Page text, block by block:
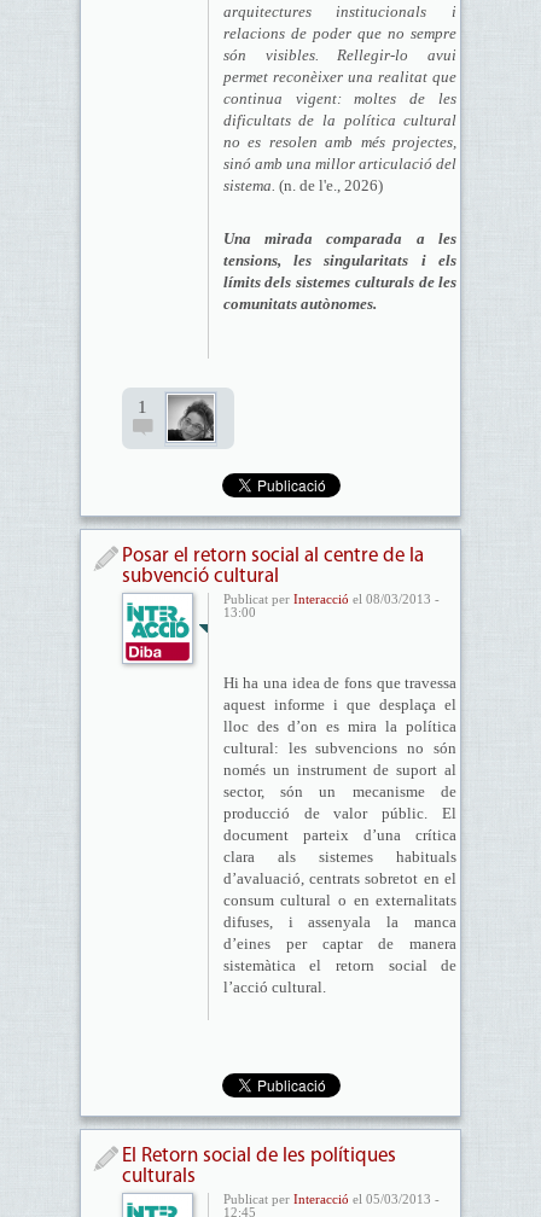
arquitectures institucionals i
relacions de poder que no sempre
són visibles. Rellegir-lo avui
permet reconèixer una realitat que
continua vigent: moltes de les
dificultats de la política cultural
no es resolen amb més projectes,
sinó amb una millor articulació del
sistema. (n. de l'e., 2026)
Una mirada comparada a les
tensions, les singularitats i els
límits dels sistemes culturals de les
comunitats autònomes.
1
Posar el retorn social al centre de la
subvenció cultural
Publicat per Interacció el 08/03/2013 -
13:00
Hi ha una idea de fons que travessa
aquest informe i que desplaça el
lloc des d’on es mira la política
cultural: les subvencions no són
només un instrument de suport al
sector, són un mecanisme de
producció de valor públic. El
document parteix d’una crítica
clara als sistemes habituals
d’avaluació, centrats sobretot en el
consum cultural o en externalitats
difuses, i assenyala la manca
d’eines per captar de manera
sistemàtica el retorn social de
l’acció cultural.
El Retorn social de les polítiques
culturals
Publicat per Interacció el 05/03/2013 -
12:45